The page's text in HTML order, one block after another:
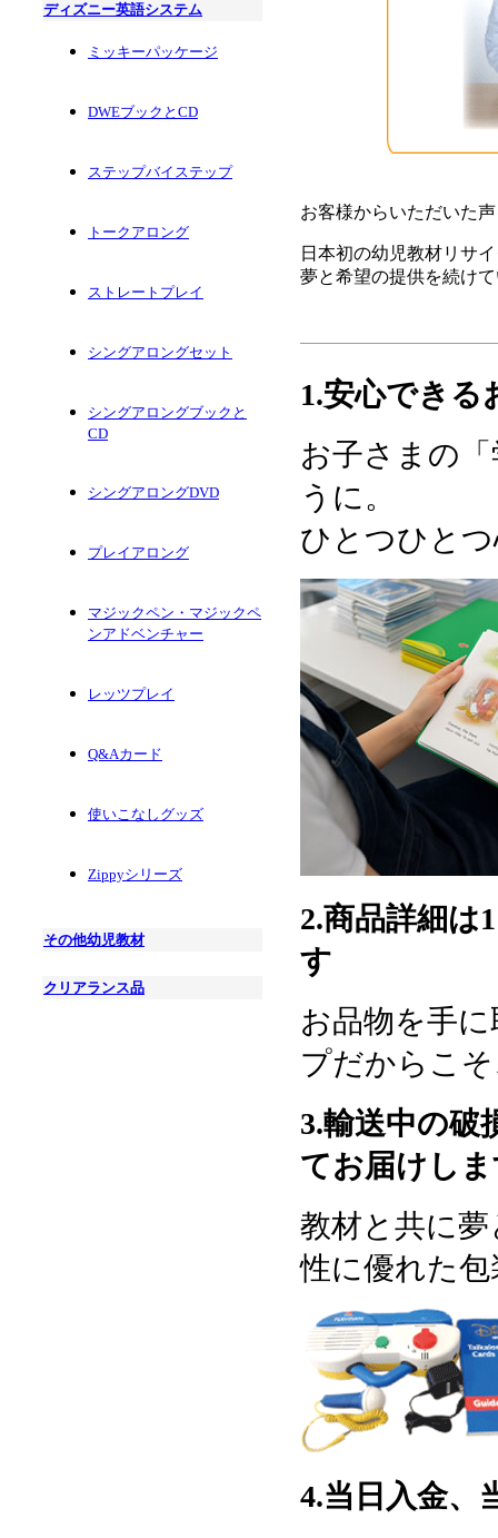
ディズニー英語システム
ミッキーパッケージ
DWEブックとCD
ステップバイステップ
トークアロング
ストレートプレイ
シングアロングセット
シングアロングブックと
CD
シングアロングDVD
プレイアロング
マジックペン・マジックペ
ンアドベンチャー
レッツプレイ
Q&Aカード
使いこなしグッズ
Zippyシリーズ
その他幼児教材
クリアランス品
お客様からいただいた
日本初の幼児教材リサ
夢と希望の提供を続け
1.安心できる
お子さまの
うに。
ひとつひと
2.商品詳細は
す
お品物を手
プだからこ
3.輸送中の破
てお届けし
教材と共に
性に優れた
4.当日入金、